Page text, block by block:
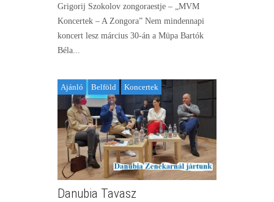
Grigorij Szokolov zongoraestje – „MVM
Koncertek – A Zongora” Nem mindennapi
koncert lesz március 30-án a Müpa Bartók
Béla...
Ajánló Belföld Koncertek
Danubia Tavasz